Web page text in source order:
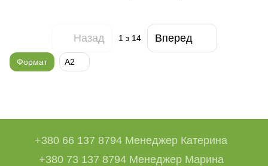
Назад 1з 14 Вперед
Формат А2
+380 66 137 8794 Менеджер Катерина
+380 73 137 8794 Менеджер Марина